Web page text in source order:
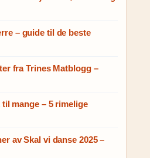
– guide til de beste
fra Trines Matblogg –
mange – 5 rimelige
av Skal vi danse 2025 –